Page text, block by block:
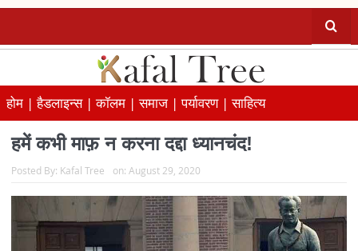
होम |हैडलाइन्स |कॉलम |समाज |पर्यावरण |साहित्य
हमें कभी माफ़ न करना दद्दा ध्यानचंद!
Posted By: Kafal Tree on: August 29, 2020